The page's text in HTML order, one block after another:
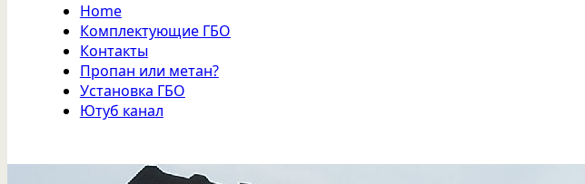
Home
Комплектующие ГБО
Контакты
Пропан или метан?
Установка ГБО
Ютуб канал